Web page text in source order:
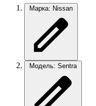
Марка: Nissan
Модель: Sentra